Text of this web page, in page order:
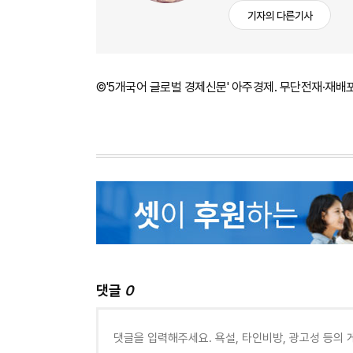
기자의 다른기사
©'5개국어 글로벌 경제신문' 아주경제. 무단전재·재배
댓글 0